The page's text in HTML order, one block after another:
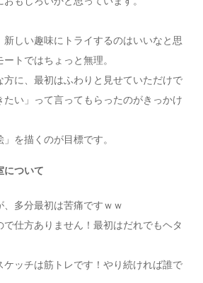
新しい趣味にトライするのはいいなと思
トではちょっと無理。
方に、最初はふわりと見せていただけで
たい」って言ってもらったのがきっかけ
を描くのが目標です。
について
多分最初は苦痛ですｗｗ
で仕方ありません！最初はだれでもヘタ
ケッチは筋トレです！やり続ければ誰で
開催します！
室について